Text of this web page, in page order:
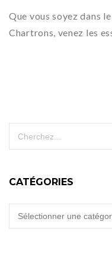
Que vous soyez dans
Chartrons, venez les
CATÉGORIES
CATÉGORIES